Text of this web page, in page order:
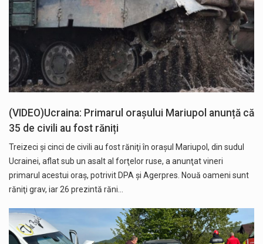
(VIDEO)Ucraina: Primarul orașului Mariupol anunță că
35 de civili au fost răniți
Treizeci şi cinci de civili au fost răniţi în oraşul Mariupol, din sudul
Ucrainei, aflat sub un asalt al forţelor ruse, a anunţat vineri
primarul acestui oraş, potrivit DPA și Agerpres. Nouă oameni sunt
răniţi grav, iar 26 prezintă răni…